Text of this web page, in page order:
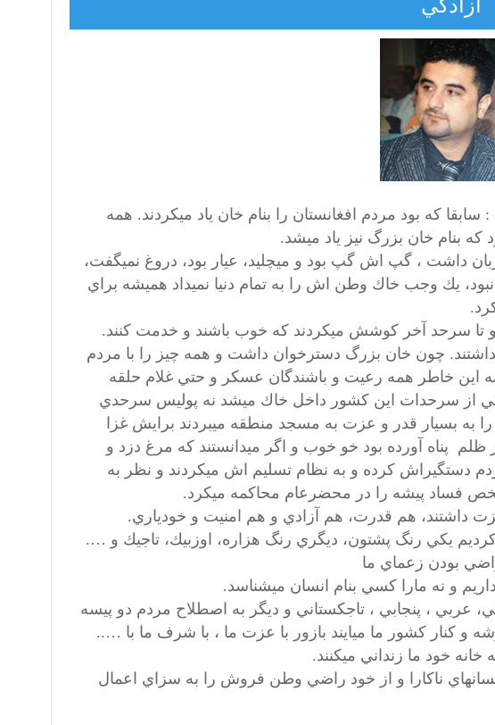
آزادگي
كه بود مردم افغانستان را بنام خان ياد ميكردند. همه
كه بنام خان بزرگ نيز ياد ميشد.
داشت ، گپ اش گپ بود و ميچليد، عيار بود، دروغ نميگفت،
يك وجب خاك وطن اش را به تمام دنيا نميداد هميشه براي
و تا سرحد آخر كوشش ميكردند كه خوب باشند و خدمت كنند.
چون خان بزرگ دسترخوان داشت و همه چيز را با مردم
اين خاطر همه رعيت و باشندگان عسكر و حتي غلام حلقه
از سرحدات اين كشور داخل خاك ميشد نه پوليس سرحدي
را به بسيار قدر و عزت به مسجد منطقه ميبردند برايش غزا
ظلم پناه آورده بود خو خوب و اگر ميدانستند كه مرغ دزد و
دستگيراش كرده و به نظام تسليم اش ميكردند و نظر به
فساد پيشه را در محضرعام محاكمه ميكرد.
داشتند، هم قدرت، هم آزادي و هم امنيت و خودياري.
يكي رنگ پشتون، ديگري رنگ هزاره، اوزبيك، تاجيك و ….
بودن زعماي ما
و نه مارا كسي بنام انسان ميشناسد.
عربي ، پنجابي ، تاجكستاني و ديگر به اصطلاح مردم دو پيسه
و كنار كشور ما ميايند بازور با عزت ما ، با شرف ما با …..
خانه خود ما زنداني ميكنند.
ناكارا و از خود راضي وطن فروش را به سزاي اعمال